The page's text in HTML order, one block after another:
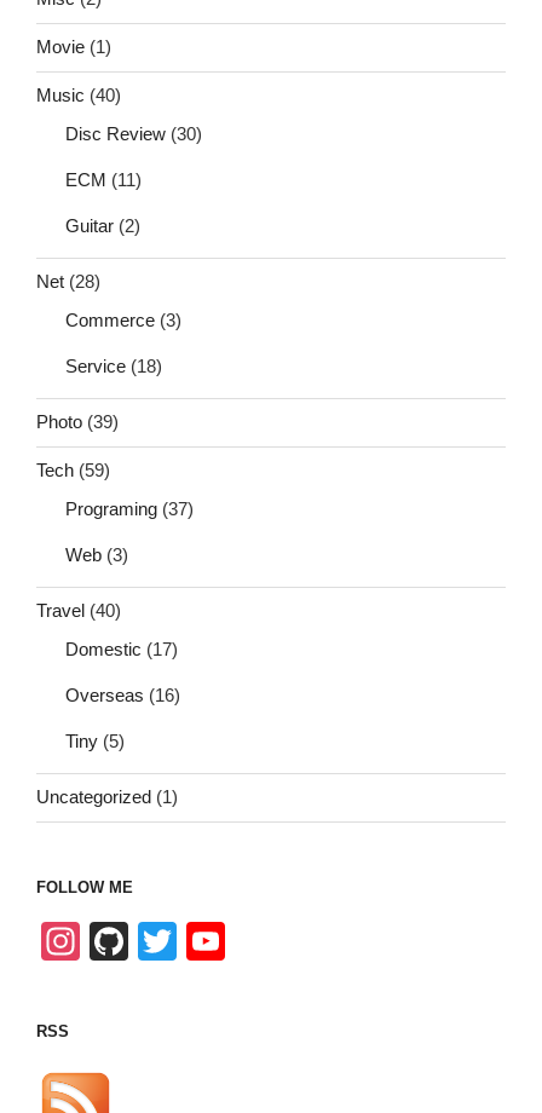
Movie (1)
Music (40)
Disc Review (30)
ECM (11)
Guitar (2)
Net (28)
Commerce (3)
Service (18)
Photo (39)
Tech (59)
Programing (37)
Web (3)
Travel (40)
Domestic (17)
Overseas (16)
Tiny (5)
Uncategorized (1)
FOLLOW ME
In
a
Gi T
RSS